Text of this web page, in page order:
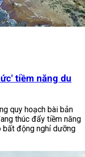
tiềm năng du
quy hoạch bài bản
thúc đẩy tiềm năng
bất động nghỉ dưỡng